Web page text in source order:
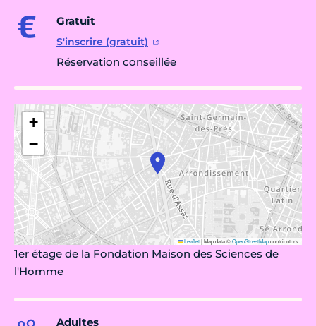
Gratuit
S'inscrire (gratuit)
Réservation conseillée
+
−
Leaflet|Map data ©OpenStreetMapcontributors
1er étage de la Fondation Maison des Sciences de
l'Homme
Adultes